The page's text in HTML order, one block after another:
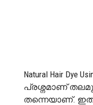
Natural Hair
പ്രശ്നമാണ്
തന്നെയാണ്. ഇത്